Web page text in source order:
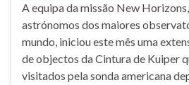
A equipa da missão New
astrónomos dos maiores
mundo, iniciou este mês uma
de objectos da Cintura de Kuiper
visitados pela sonda americana